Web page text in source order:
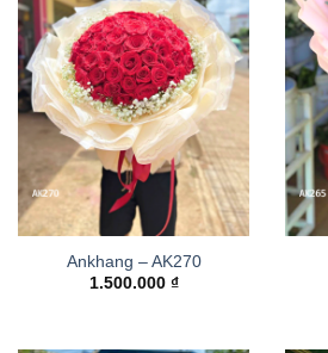
Ankhang – AK270
1.500.000 ₫